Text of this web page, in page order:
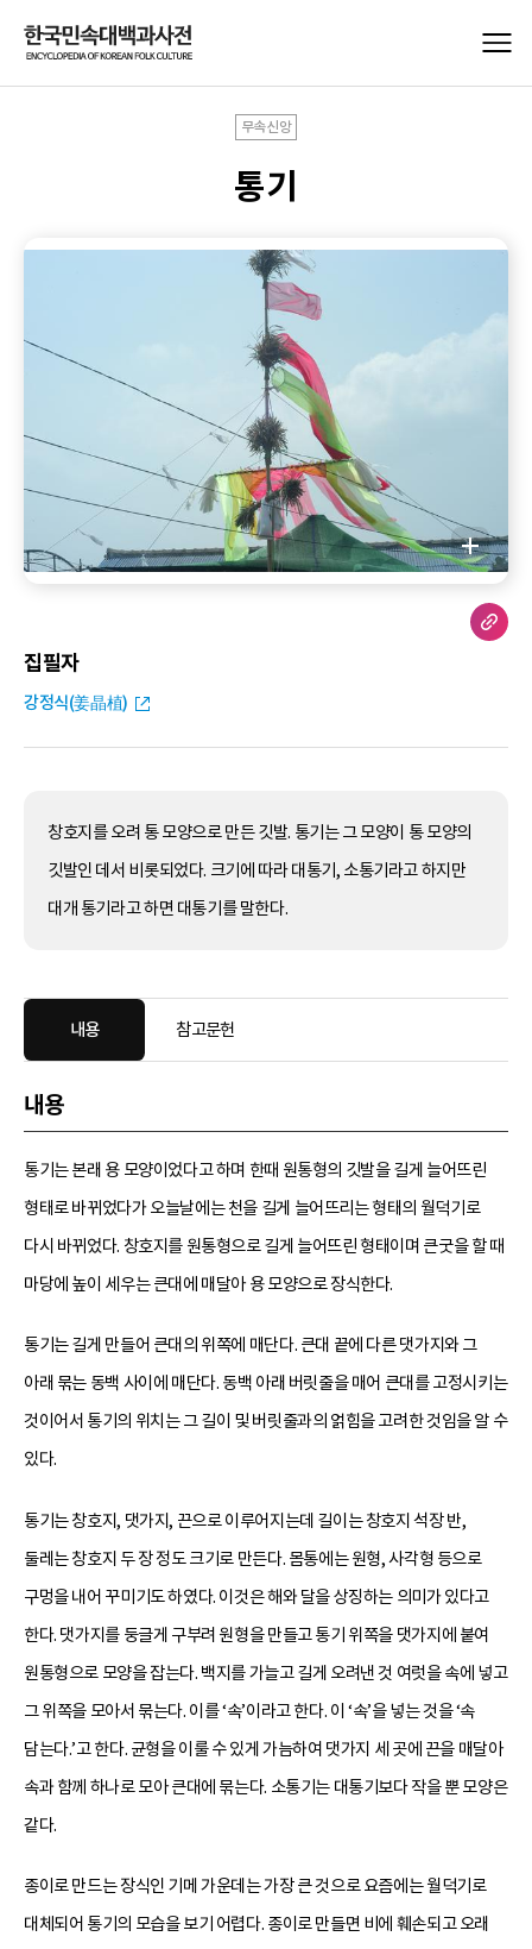
무속신앙
통기
집필자
강정식(姜晶植)
창호지를 오려 통 모양으로 만든 깃발. 통기는 그 모양이 통 모양의
깃발인 데서 비롯되었다. 크기에 따라 대통기, 소통기라고 하지만
대개 통기라고 하면 대통기를 말한다.
내용 참고문헌
내용
통기는 본래 용 모양이었다고 하며 한때 원통형의 깃발을 길게 늘어뜨린
형태로 바뀌었다가 오늘날에는 천을 길게 늘어뜨리는 형태의 월덕기로
다시 바뀌었다. 창호지를 원통형으로 길게 늘어뜨린 형태이며 큰굿을 할 때
마당에 높이 세우는 큰대에 매달아 용 모양으로 장식한다.
통기는 길게 만들어 큰대의 위쪽에 매단다. 큰대 끝에 다른 댓가지와 그
아래 묶는 동백 사이에 매단다. 동백 아래 버릿줄을 매어 큰대를 고정시키는
것이어서 통기의 위치는 그 길이 및 버릿줄과의 얽힘을 고려한 것임을 알 수
있다.
통기는 창호지, 댓가지, 끈으로 이루어지는데 길이는 창호지 석장 반,
둘레는 창호지 두 장 정도 크기로 만든다. 몸통에는 원형, 사각형 등으로
구멍을 내어 꾸미기도 하였다. 이것은 해와 달을 상징하는 의미가 있다고
한다. 댓가지를 둥글게 구부려 원형을 만들고 통기 위쪽을 댓가지에 붙여
원통형으로 모양을 잡는다. 백지를 가늘고 길게 오려낸 것 여럿을 속에 넣고
그 위쪽을 모아서 묶는다. 이를 ‘속’이라고 한다. 이 ‘속’을 넣는 것을 ‘속
담는다.’고 한다. 균형을 이룰 수 있게 가늠하여 댓가지 세 곳에 끈을 매달아
속과 함께 하나로 모아 큰대에 묶는다. 소통기는 대통기보다 작을 뿐 모양은
같다.
종이로 만드는 장식인 기메 가운데는 가장 큰 것으로 요즘에는 월덕기로
대체되어 통기의 모습을 보기 어렵다. 종이로 만들면 비에 훼손되고 오래